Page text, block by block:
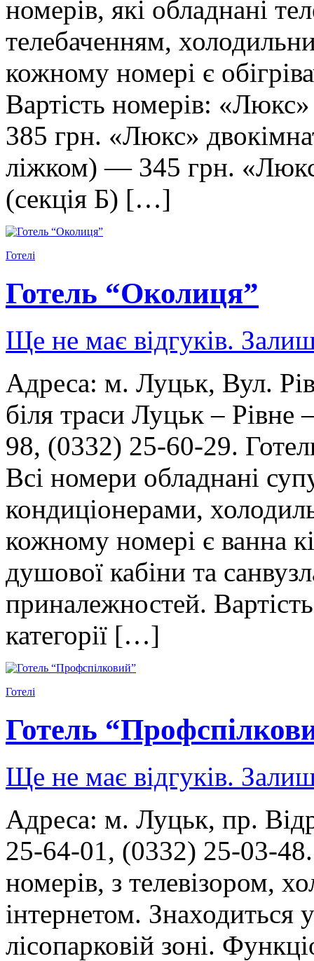
номерів, які обладнані
телебаченням,
кожному номері є
Вартість номерів:
385 грн. «Люкс»
ліжком) — 345 грн.
(секція Б) […]
Готелі
Готель “Околиця”
Ще не має відгуків.
Адреса: м. Луцьк, Вул.
біля траси Луцьк –
98, (0332) 25-60-29.
Всі номери обладнані
кондиціонерами,
кожному номері є ванна
душової кабіни та
приналежностей.
категорії […]
Готелі
Готель
Ще не має відгуків.
Адреса: м. Луцьк, пр.
25-64-01, (0332) 25-03-
номерів, з телевізором,
інтернетом. Знаходиться
лісопарковій зоні.